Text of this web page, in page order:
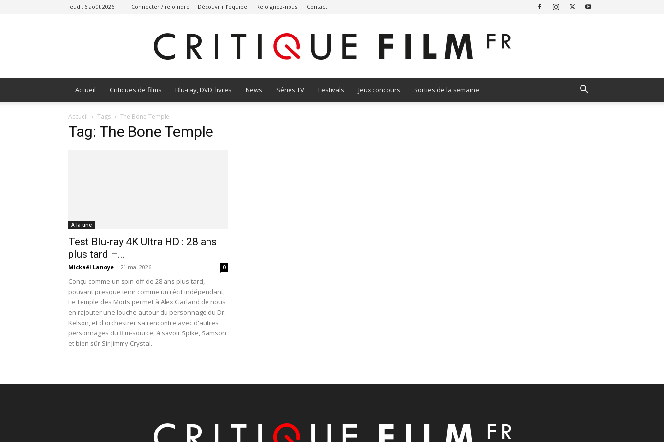
jeudi, 6 août 2026 Connecter / rejoindre Découvrir l’équipe Rejoignez-nous Contact
Accueil Critiques de films Blu-ray, DVD, livres News Séries TV Festivals Jeux concours Sorties de la semaine
Accueil Tags The Bone Temple
Tag: The Bone Temple
À la une
Test Blu-ray 4K Ultra HD : 28 ans
plus tard –...
Mickaël Lanoye - 21 mai 2026 0
Conçu comme un spin-off de 28 ans plus tard,
pouvant presque tenir comme un récit indépendant,
Le Temple des Morts permet à Alex Garland de nous
en rajouter une louche autour du personnage du Dr.
Kelson, et d'orchestrer sa rencontre avec d'autres
personnages du film-source, à savoir Spike, Samson
et bien sûr Sir Jimmy Crystal.